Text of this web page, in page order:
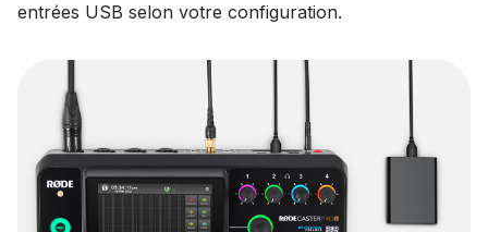
entrées USB selon votre configuration.